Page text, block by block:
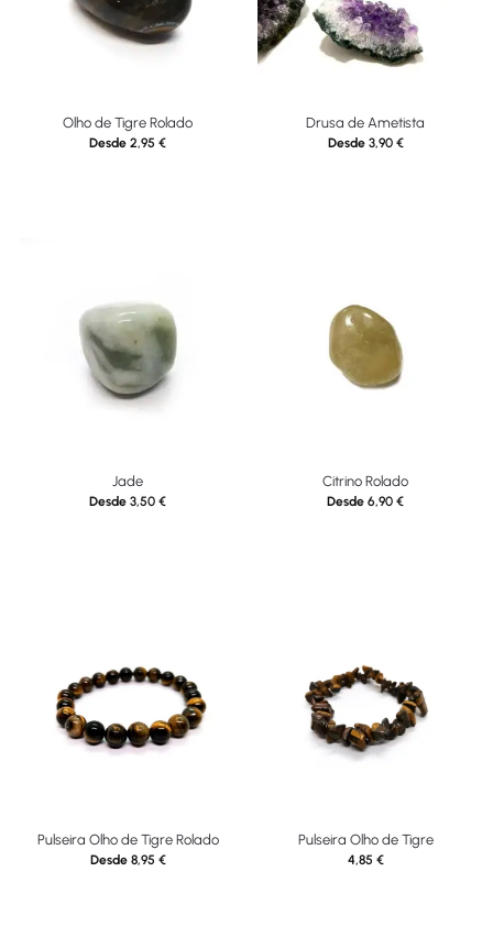
Olho de Tigre Rolado
Desde 2,95 €
Drusa de Ametista
Desde 3,90 €
Jade
Desde 3,50 €
Citrino Rolado
Desde 6,90 €
Pulseira Olho de Tigre Rolado
Desde 8,95 €
Pulseira Olho de Tigre
4,85 €